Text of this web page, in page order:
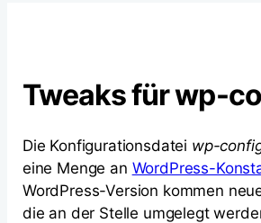
Tweaks für wp-
Die Konfigurationsdatei wp-
eine Menge an WordPress-
WordPress-Version kommen
die an der Stelle umgelegt